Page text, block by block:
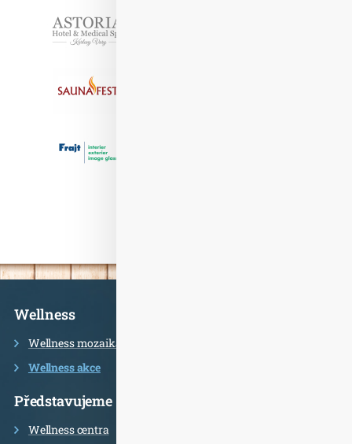
Informace
Wellness
Wellness mozaika
Wellness akce
Představujeme
Wellness centra